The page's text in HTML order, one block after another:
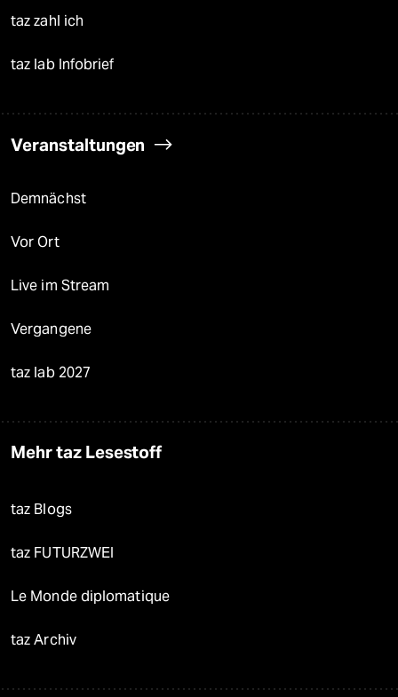
taz zahl ich
taz lab Infobrief
Veranstaltungen
Demnächst
Vor Ort
Live im Stream
Vergangene
taz lab 2027
Mehr taz Lesestoff
taz Blogs
taz FUTURZWEI
Le Monde diplomatique
taz Archiv